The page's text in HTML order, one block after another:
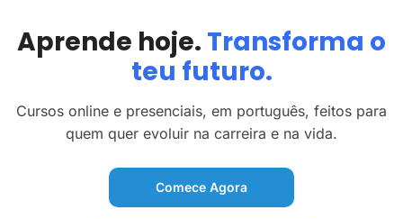
Aprende hoje. Transforma o
teu futuro.
Cursos online e presenciais, em português, feitos para
quem quer evoluir na carreira e na vida.
Comece Agora